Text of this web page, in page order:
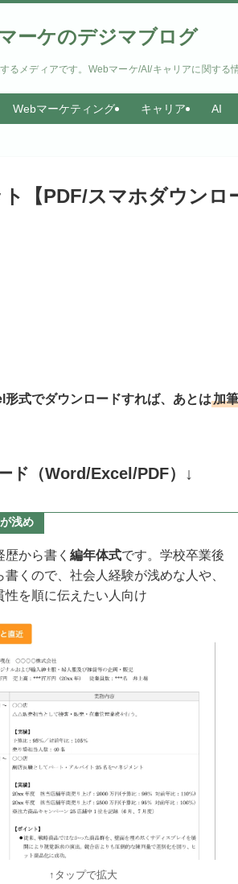
ーケのデジマブログ
るメディアです。Webマーケ/AI/キャリアに関する
Webマーケティング キャリア AI
【PDF/スマホダウンロ
式でダウンロードすれば、あとは加筆
ド（Word/Excel/PDF）↓
浅め
歴から書く 編年体式です。学校卒業後
書くので、社会人経験が浅めな人や、
性を順に伝えたい人向け
↑タップで拡大